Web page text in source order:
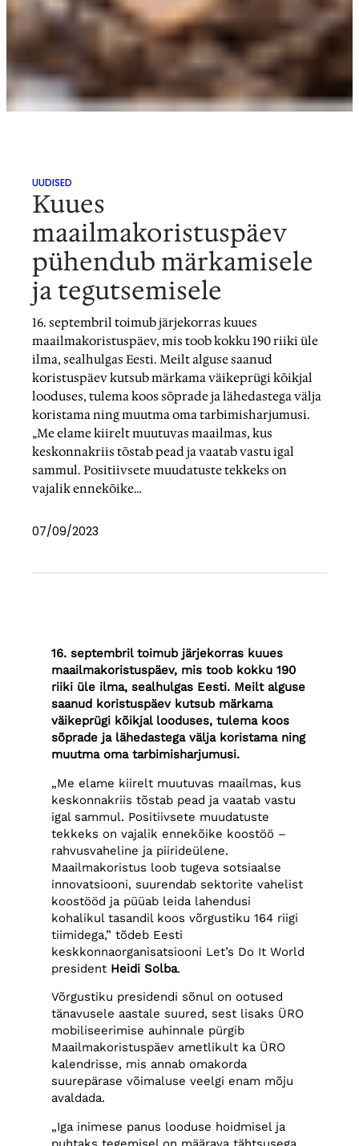
UUDISED
Kuues
maailmakoristuspäev
pühendub märkamisele
ja tegutsemisele
16. septembril toimub järjekorras kuues
maailmakoristuspäev, mis toob kokku 190 riiki üle
ilma, sealhulgas Eesti. Meilt alguse saanud
koristuspäev kutsub märkama väikeprügi kõikjal
looduses, tulema koos sõprade ja lähedastega välja
koristama ning muutma oma tarbimisharjumusi.
„Me elame kiirelt muutuvas maailmas, kus
keskonnakriis tõstab pead ja vaatab vastu igal
sammul. Positiivsete muudatuste tekkeks on
vajalik ennekõike…
07/09/2023
16. septembril toimub järjekorras kuues
maailmakoristuspäev, mis toob kokku 190
riiki üle ilma, sealhulgas Eesti. Meilt alguse
saanud koristuspäev kutsub märkama
väikeprügi kõikjal looduses, tulema koos
sõprade ja lähedastega välja koristama ning
muutma oma tarbimisharjumusi.
„Me elame kiirelt muutuvas maailmas, kus
keskonnakriis tõstab pead ja vaatab vastu
igal sammul. Positiivsete muudatuste
tekkeks on vajalik ennekõike koostöö –
rahvusvaheline ja piirideülene.
Maailmakoristus loob tugeva sotsiaalse
innovatsiooni, suurendab sektorite vahelist
koostööd ja püüab leida lahendusi
kohalikul tasandil koos võrgustiku 164 riigi
tiimidega,” tõdeb Eesti
keskkonnaorganisatsiooni Let’s Do It World
president Heidi Solba.
Võrgustiku presidendi sõnul on ootused
tänavusele aastale suured, sest lisaks ÜRO
mobiliseerimise auhinnale pürgib
Maailmakoristuspäev ametlikult ka ÜRO
kalendrisse, mis annab omakorda
suurepärase võimaluse veelgi enam mõju
avaldada.
„Iga inimese panus looduse hoidmisel ja